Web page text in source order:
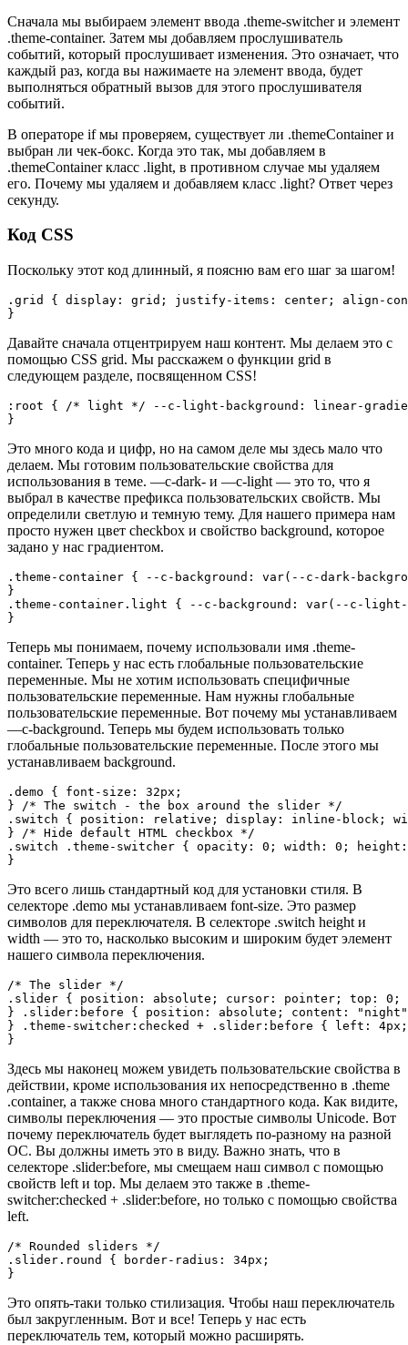
Сначала мы выбираем элемент ввода .theme-switcher и элемент
.theme-container. Затем мы добавляем прослушиватель
событий, который прослушивает изменения. Это означает, что
каждый раз, когда вы нажимаете на элемент ввода, будет
выполняться обратный вызов для этого прослушивателя
событий.
В операторе if мы проверяем, существует ли .themeContainer и
выбран ли чек-бокс. Когда это так, мы добавляем в
.themeContainer класс .light, в противном случае мы удаляем
его. Почему мы удаляем и добавляем класс .light? Ответ через
секунду.
Код CSS
Поскольку этот код длинный, я поясню вам его шаг за шагом!
.grid { display: grid; justify-items: center; align-
}
Давайте сначала отцентрируем наш контент. Мы делаем это с
помощью CSS grid. Мы расскажем о функции grid в
следующем разделе, посвященном CSS!
:root { /* light */ --c-light-background: linear-gradient(-
}
Это много кода и цифр, но на самом деле мы здесь мало что
делаем. Мы готовим пользовательские свойства для
использования в теме. —c-dark- и —c-light — это то, что я
выбрал в качестве префикса пользовательских свойств. Мы
определили светлую и темную тему. Для нашего примера нам
просто нужен цвет checkbox и свойство background, которое
задано у нас градиентом.
.theme-container { --c-background: var(--c-dark-
}
.theme-container.light { --c-background: var(--c-light-
}
Теперь мы понимаем, почему использовали имя .theme-
container. Теперь у нас есть глобальные пользовательские
переменные. Мы не хотим использовать специфичные
пользовательские переменные. Нам нужны глобальные
пользовательские переменные. Вот почему мы устанавливаем
—c-background. Теперь мы будем использовать только
глобальные пользовательские переменные. После этого мы
устанавливаем background.
.demo { font-size: 32px;
} /* The switch - the box around the slider */
.switch { position: relative; display: inline-block;
} /* Hide default HTML checkbox */
.switch .theme-switcher { opacity: 0; width: 0;
}
Это всего лишь стандартный код для установки стиля. В
селекторе .demo мы устанавливаем font-size. Это размер
символов для переключателя. В селекторе .switch height и
width — это то, насколько высоким и широким будет элемент
нашего символа переключения.
/* The slider */
.slider { position: absolute; cursor: pointer; top: 0;
} .slider:before { position: absolute; content:
} .theme-switcher:checked + .slider:before { left:
}
Здесь мы наконец можем увидеть пользовательские свойства в
действии, кроме использования их непосредственно в .theme
.container, а также снова много стандартного кода. Как видите,
символы переключения — это простые символы Unicode. Вот
почему переключатель будет выглядеть по-разному на разной
ОС. Вы должны иметь это в виду. Важно знать, что в
селекторе .slider:before, мы смещаем наш символ с помощью
свойств left и top. Мы делаем это также в .theme-
switcher:checked + .slider:before, но только с помощью свойства
left.
/* Rounded sliders */
.slider.round { border-radius: 34px;
}
Это опять-таки только стилизация. Чтобы наш переключатель
был закругленным. Вот и все! Теперь у нас есть
переключатель тем, который можно расширять.